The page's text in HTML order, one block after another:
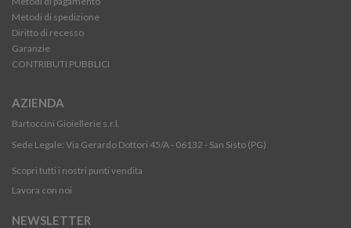
Metodi di spedizione
Diritto di recesso
Garanzie
CONTRIBUTI PUBBLICI
AZIENDA
Bartoccini Gioiellerie s.r.l.
Sede Legale: Via Gerardo Dottori 45/A - 06132 - San Sisto (PG)
Scopri tutti i nostri punti vendita
Lavora con noi
NEWSLETTER